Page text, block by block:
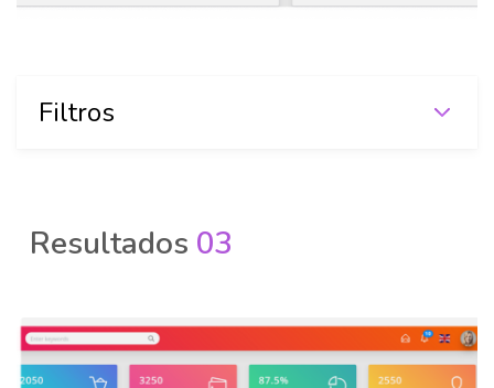
Filtros
Resultados 03